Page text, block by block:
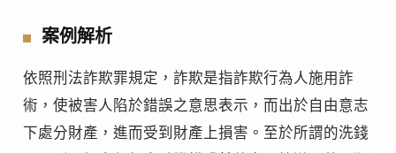
案例解析
依照刑法詐欺罪規定，詐欺是指詐欺行為人施用詐
術，使被害人陷於錯誤之意思表示，而出於自由意志
下處分財產，進而受到財產上損害。至於所謂的洗錢